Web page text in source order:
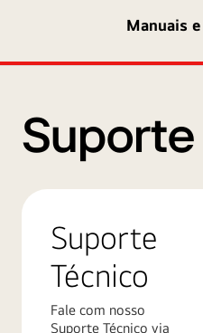
Manuais
Suporte
Técnico
Fale com nosso
Suporte Técnico via